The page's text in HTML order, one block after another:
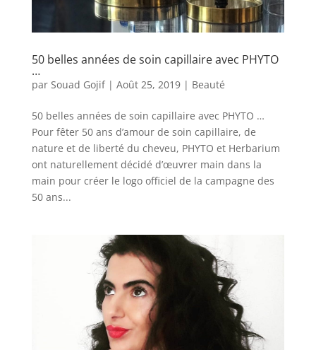
50 belles années de soin capillaire avec PHYTO
…
par Souad Gojif| Août 25, 2019| Beauté
50 belles années de soin capillaire avec PHYTO …
Pour fêter 50 ans d’amour de soin capillaire, de
nature et de liberté du cheveu, PHYTO et Herbarium
ont naturellement décidé d’œuvrer main dans la
main pour créer le logo officiel de la campagne des
50 ans...